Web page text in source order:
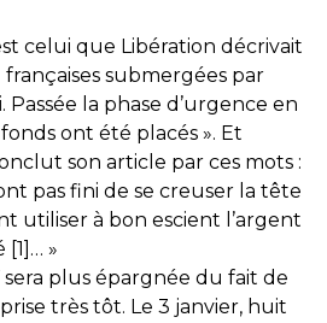
celui que Libération décrivait
françaises submergées par
Passée la phase d’urgence en
ont été placés ». Et
son article par ces mots :
pas fini de se creuser la tête
utiliser à bon escient l’argent
»
sera plus épargnée du fait de
très tôt. Le 3 janvier, huit